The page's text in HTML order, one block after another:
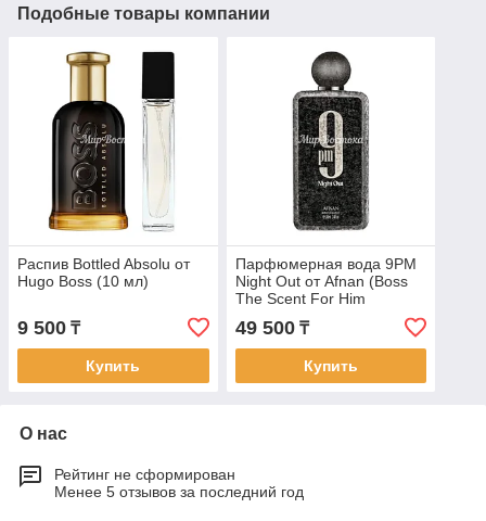
Подобные товары компании
Распив Bottled Absolu от
Hugo Boss (10 мл)
9 500 ₸
Купить
Парфюмерная вода 9PM
Night Out от Afnan (Boss
The Scent For Him
Magnetic от Hugo Boss,
100 мл)
49 500₸
Купить
О нас
Рейтинг не сформирован
Менее 5 отзывов за последний год